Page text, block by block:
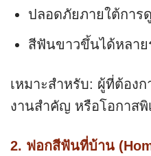
ปลอดภัยภายใต้กา
สีฟันขาวขึ้นได้หลาย
เหมาะสำหรับ: ผู้ที่ต้อง
งานสำคัญ หรือโอกาสพิ
2. ฟอกสีฟันที่บ้าน